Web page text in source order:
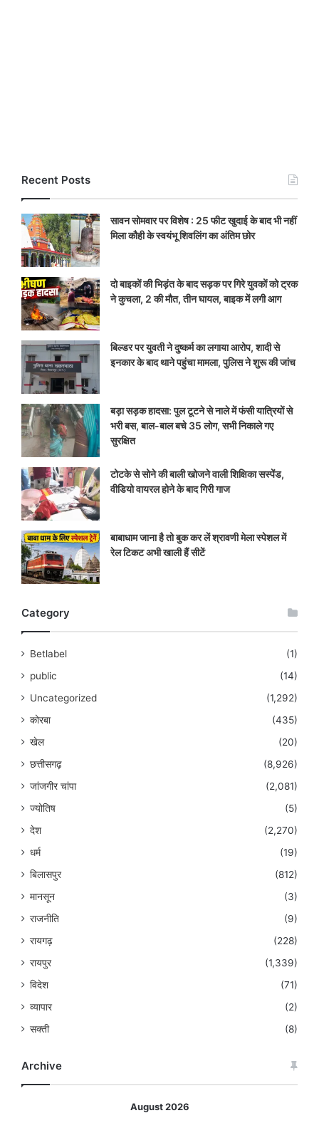
Recent Posts
सावन सोमवार पर विशेष : 25 फीट खुदाई के बाद भी नहीं
मिला कौही के स्वयंभू शिवलिंग का अंतिम छोर
दो बाइकों की भिड़ंत के बाद सड़क पर गिरे युवकों को ट्रक
ने कुचला, 2 की मौत, तीन घायल, बाइक में लगी आग
बिल्डर पर युवती ने दुष्कर्म का लगाया आरोप, शादी से
इनकार के बाद थाने पहुंचा मामला, पुलिस ने शुरू की जांच
बड़ा सड़क हादसा: पुल टूटने से नाले में फंसी यात्रियों से
भरी बस, बाल-बाल बचे 35 लोग, सभी निकाले गए
सुरक्षित
टोटके से सोने की बाली खोजने वाली शिक्षिका सस्पेंड,
वीडियो वायरल होने के बाद गिरी गाज
बाबाधाम जाना है तो बुक कर लें श्रावणी मेला स्पेशल में
रेल टिकट अभी खाली हैं सीटें
Category
Betlabel
(1)
public
(14)
Uncategorized
(1,292)
कोरबा
(435)
खेल
(20)
छत्तीसगढ़
(8,926)
जांजगीर चांपा
(2,081)
ज्योतिष
(5)
देश
(2,270)
धर्म
(19)
बिलासपुर
(812)
मानसून
(3)
राजनीति
(9)
रायगढ़
(228)
रायपुर
(1,339)
विदेश
(71)
व्यापार
(2)
सक्ती
(8)
Archive
August 2026